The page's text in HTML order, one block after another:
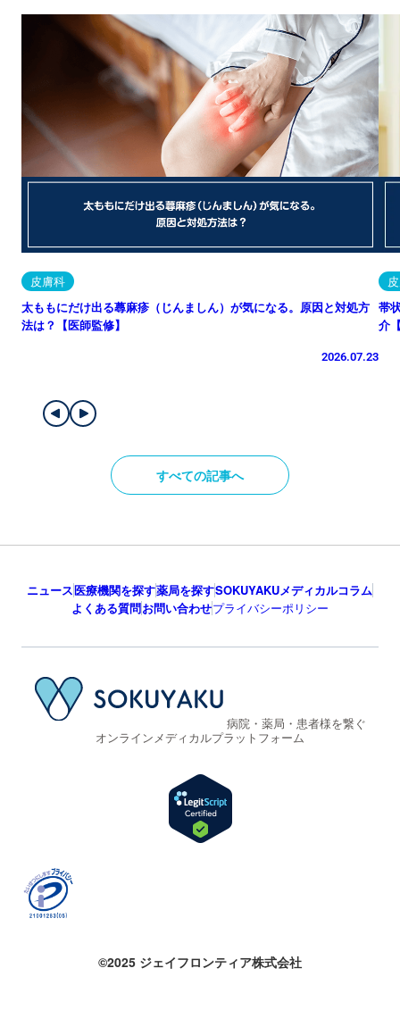
皮膚科
太ももにだけ出る蕁麻疹（じんましん）が気になる。原因と対処方
法は？【医師監修】
2026.07.23
帯
介
すべての記事へ
ニュース医療機関を探す薬局を探すSOKUYAKUメディカルコラム
よくある質問お問い合わせプライバシーポリシー
病院・薬局・患者様を繋ぐ
オンラインメディカルプラットフォーム
©2025 ジェイフロンティア株式会社